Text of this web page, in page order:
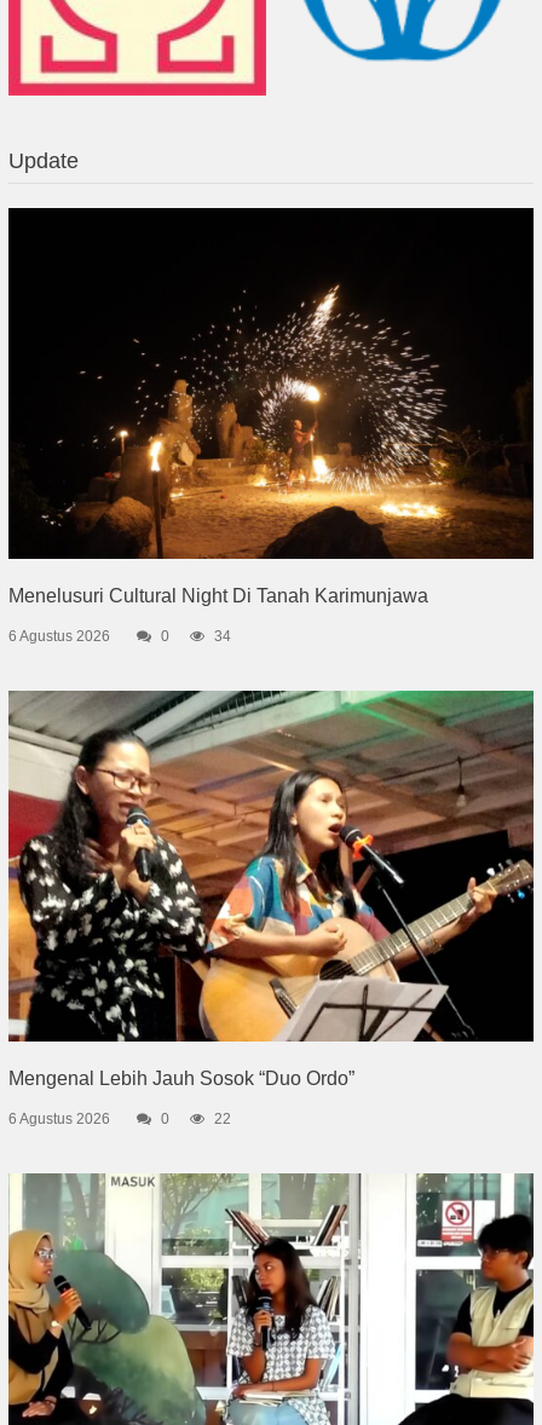
Update
Menelusuri Cultural Night Di Tanah Karimunjawa
6 Agustus 2026 0 34
Mengenal Lebih Jauh Sosok “Duo Ordo”
6 Agustus 2026 0 22